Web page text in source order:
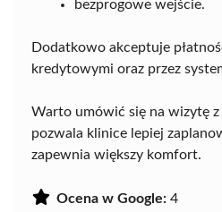
bezprogowe wejście.
Dodatkowo akceptuje
kredytowymi oraz przez
Warto umówić się na wizytę
pozwala klinice lepiej
zapewnia większy komfort.
Ocena w Google: 4